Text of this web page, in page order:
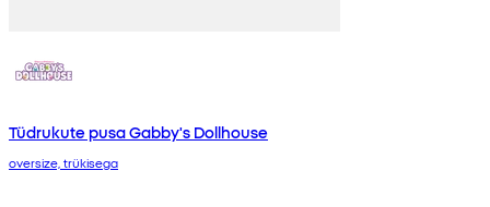
Tüdrukute pusa Gabby's Dollhouse
oversize, trükisega